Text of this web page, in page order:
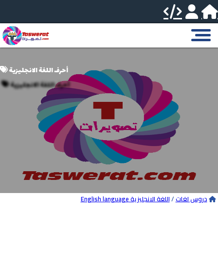
أحرف اللغة الانجليزية
دروس لغات/اللغة الانجليزية English language